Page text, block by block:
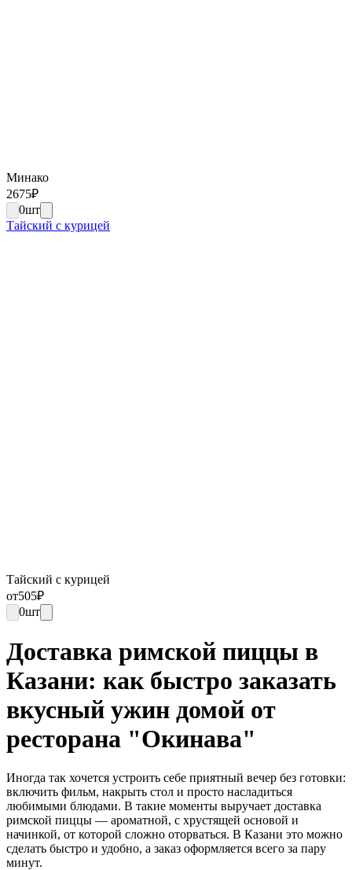
Минако
2675₽
0шт
Тайский с курицей
Тайский с курицей
от505₽
0шт
Доставка римской пиццы в
Казани: как быстро заказать
вкусный ужин домой от
ресторана "Окинава"
Иногда так хочется устроить себе приятный вечер без готовки:
включить фильм, накрыть стол и просто насладиться
любимыми блюдами. В такие моменты выручает доставка
римской пиццы — ароматной, с хрустящей основой и
начинкой, от которой сложно оторваться. В Казани это можно
сделать быстро и удобно, а заказ оформляется всего за пару
минут.